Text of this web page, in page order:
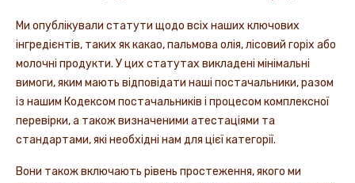
Ми опублікували статути щодо всіх наших ключових
інгредієнтів, таких як какао, пальмова олія, лісовий горіх або
молочні продукти. У цих статутах викладені мінімальні
вимоги, яким мають відповідати наші постачальники, разом
із нашим Кодексом постачальників і процесом комплексної
перевірки, а також визначеними атестаціями та
стандартами, які необхідні нам для цієї категорії.
Вони також включають рівень простеження, якого ми